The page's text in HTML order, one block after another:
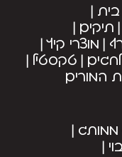
בית
תיקים
מוצרי קיץ
טקסטיל
המורים
ממותג